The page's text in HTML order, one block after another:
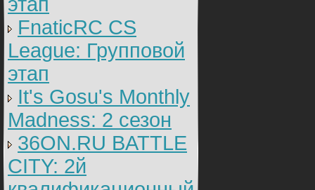
FnaticRC CS
League: Групповой
этап
It's Gosu's Monthly
Madness: 2 сезон
36ON.RU BATTLE
CITY: 2й